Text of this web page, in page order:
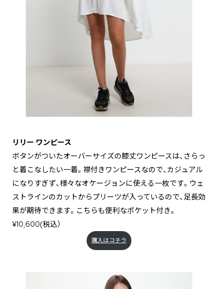
リリー ワンピース
ボタンがついたオーバーサイズの膝丈ワンピースは、さらっ
と着こなしたい一着。襟付きワンピースなので、カジュアル
になりすぎず、様々なオケージョンに使える一枚です。ウェ
ストラインのカットからプリーツが入っているので、足長効
果が期待できます。こちらも便利なポケット付き。
¥10,600(税込）
購入はコチラ